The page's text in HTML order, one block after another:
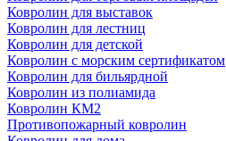
Ковролин для выставок
Ковролин для лестниц
Ковролин для детской
Ковролин с морским сертификатом
Ковролин для бильярдной
Ковролин из полиамида
Ковролин КМ2
Противопожарный ковролин